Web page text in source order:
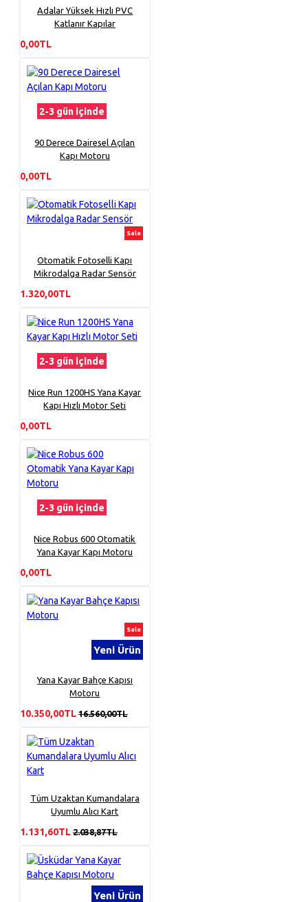
Adalar Yüksek Hızlı PVC
Katlanır Kapılar
0,00TL
2-3 gün içinde
90 Derece Dairesel Açılan
Kapı Motoru
0,00TL
Sale
Otomatik Fotoselli Kapı
Mikrodalga Radar Sensör
1.320,00TL
2-3 gün içinde
Nice Run 1200HS Yana Kayar
Kapı Hızlı Motor Seti
0,00TL
2-3 gün içinde
Nice Robus 600 Otomatik
Yana Kayar Kapı Motoru
0,00TL
Sale
Yeni Ürün
Yana Kayar Bahçe Kapısı
Motoru
10.350,00TL 16.560,00TL
Tüm Uzaktan Kumandalara
Uyumlu Alıcı Kart
1.131,60TL 2.038,87TL
Yeni Ürün